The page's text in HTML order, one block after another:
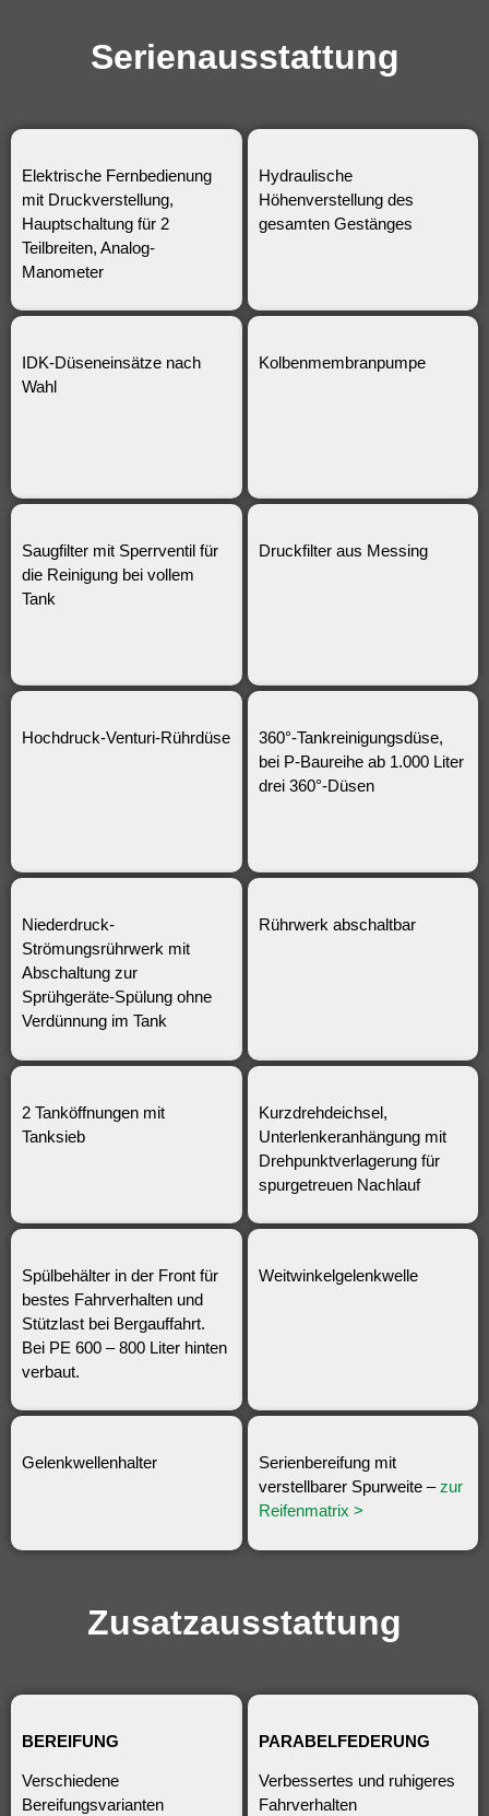
Serienausstattung
Elektrische Fernbedienung
mit Druckverstellung,
Hauptschaltung für 2
Teilbreiten, Analog-
Manometer
Hydraulische
Höhenverstellung des
gesamten Gestänges
IDK-Düseneinsätze nach
Wahl
Kolbenmembranpumpe
Saugfilter mit Sperrventil für
die Reinigung bei vollem
Tank
Druckfilter aus Messing
Hochdruck-Venturi-Rührdüse
360°-Tankreinigungsdüse,
bei P-Baureihe ab 1.000 Liter
drei 360°-Düsen
Niederdruck-
Strömungsrührwerk mit
Abschaltung zur
Sprühgeräte-Spülung ohne
Verdünnung im Tank
Rührwerk abschaltbar
2 Tanköffnungen mit
Tanksieb
Kurzdrehdeichsel,
Unterlenkeranhängung mit
Drehpunktverlagerung für
spurgetreuen Nachlauf
Spülbehälter in der Front für
bestes Fahrverhalten und
Stützlast bei Bergauffahrt.
Bei PE 600 – 800 Liter hinten
verbaut.
Weitwinkelgelenkwelle
Gelenkwellenhalter
Serienbereifung mit
verstellbarer Spurweite –zur
Reifenmatrix >
Zusatzausstattung
BEREIFUNG
Verschiedene
Bereifungsvarianten
PARABELFEDERUNG
Verbessertes und ruhigeres
Fahrverhalten